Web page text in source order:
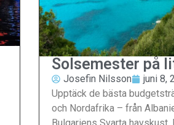
Solsemester på
budget – de
stränderna som
en förmögenhet
Josefin Nilsson
juni 8,
Upptäck de bästa
och Nordafrika – från
Bulgariens Svarta